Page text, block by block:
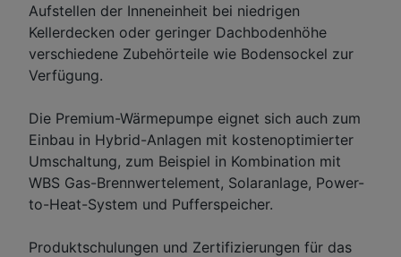
Aufstellen der Inneneinheit bei niedrigen
Kellerdecken oder geringer Dachbodenhöhe
verschiedene Zubehörteile wie Bodensockel zur
Verfügung.
Die Premium-Wärmepumpe eignet sich auch zum
Einbau in Hybrid-Anlagen mit kostenoptimierter
Umschaltung, zum Beispiel in Kombination mit
WBS Gas-Brennwertelement, Solaranlage, Power-
to-Heat-System und Pufferspeicher.
Produktschulungen und Zertifizierungen für das